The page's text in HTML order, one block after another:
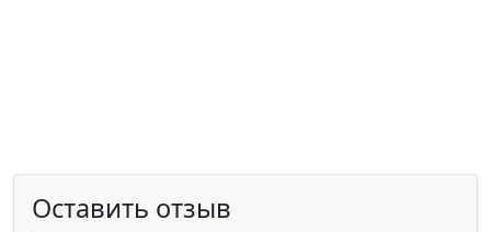
Оставить отзыв